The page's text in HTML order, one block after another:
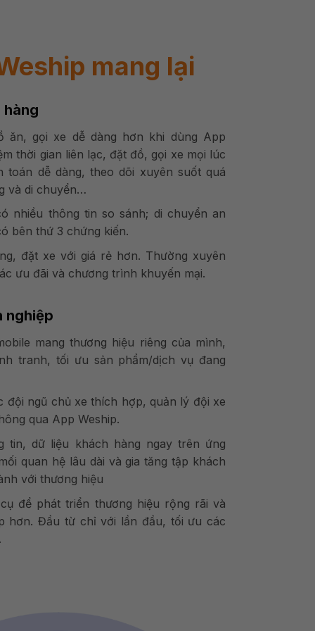
mang lại
hàng
ăn, gọi xe dễ dàng hơn khi dùng App
thời gian liên lạc, đặt đồ, gọi xe mọi lúc
toán dễ dàng, theo dõi xuyên suốt quá
và di chuyển…
nhiều thông tin so sánh; di chuyển an
bên thứ 3 chứng kiến.
đặt xe với giá rẻ hơn. Thường xuyên
ưu đãi và chương trình khuyến mại.
nghiệp
mang thương hiệu riêng của mình,
tranh, tối ưu sản phẩm/dịch vụ đang
đội ngũ chủ xe thích hợp, quản lý đội xe
qua App Weship.
tin, dữ liệu khách hàng ngay trên ứng
quan hệ lâu dài và gia tăng tập khách
với thương hiệu
để phát triển thương hiệu rộng rãi và
hơn. Đầu từ chỉ với lần đầu, tối ưu các